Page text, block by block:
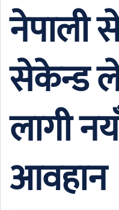
नेपाली
सेकेन्ड
लागी
आवहान